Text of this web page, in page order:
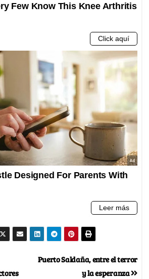
Puerto Saldaña, entre el terror
y la esperanza